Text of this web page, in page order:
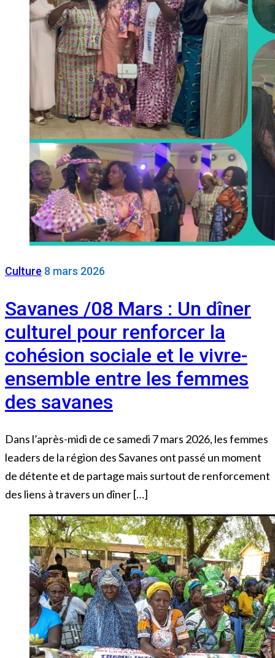
Culture 8 mars 2026
Savanes /08 Mars : Un dîner
culturel pour renforcer la
cohésion sociale et le vivre-
ensemble entre les femmes
des savanes
Dans l’après-midi de ce samedi 7 mars 2026, les femmes
leaders de la région des Savanes ont passé un moment
de détente et de partage mais surtout de renforcement
des liens à travers un dîner […]